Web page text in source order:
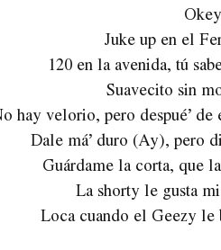
Juke up en el
120 en la avenida, tú
Suavecito sin
hay velorio, pero despué’
Dale má’ duro (Ay), pero
Guárdame la corta, que
La shorty le gusta
Loca cuando el Geezy